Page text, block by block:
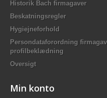
Historik Bach firmagaver
Beskatningsregler
Hygiejneforhold
Persondataforordning
profilbeklædning
Oversigt
Min konto